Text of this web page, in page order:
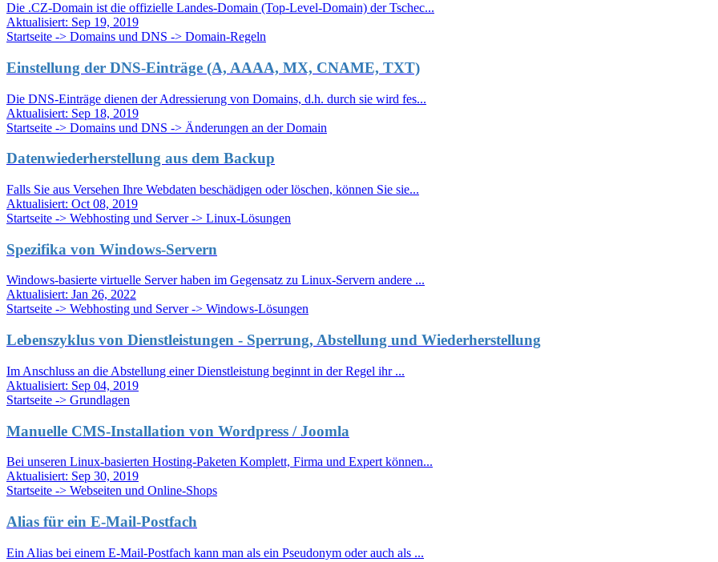
Die .CZ-Domain ist die offizielle Landes-Domain (Top-Level-Domain) der Tschec...
Aktualisiert: Sep 19, 2019
Startseite -> Domains und DNS -> Domain-Regeln
Einstellung der DNS-Einträge (A, AAAA, MX, CNAME, TXT)
Die DNS-Einträge dienen der Adressierung von Domains, d.h. durch sie wird fes...
Aktualisiert: Sep 18, 2019
Startseite -> Domains und DNS -> Änderungen an der Domain
Datenwiederherstellung aus dem Backup
Falls Sie aus Versehen Ihre Webdaten beschädigen oder löschen, können Sie sie...
Aktualisiert: Oct 08, 2019
Startseite -> Webhosting und Server -> Linux-Lösungen
Spezifika von Windows-Servern
Windows-basierte virtuelle Server haben im Gegensatz zu Linux-Servern andere ...
Aktualisiert: Jan 26, 2022
Startseite -> Webhosting und Server -> Windows-Lösungen
Lebenszyklus von Dienstleistungen - Sperrung, Abstellung und Wiederherstellung
Im Anschluss an die Abstellung einer Dienstleistung beginnt in der Regel ihr ...
Aktualisiert: Sep 04, 2019
Startseite -> Grundlagen
Manuelle CMS-Installation von Wordpress / Joomla
Bei unseren Linux-basierten Hosting-Paketen Komplett, Firma und Expert können...
Aktualisiert: Sep 30, 2019
Startseite -> Webseiten und Online-Shops
Alias für ein E-Mail-Postfach
Ein Alias bei einem E-Mail-Postfach kann man als ein Pseudonym oder auch als ...